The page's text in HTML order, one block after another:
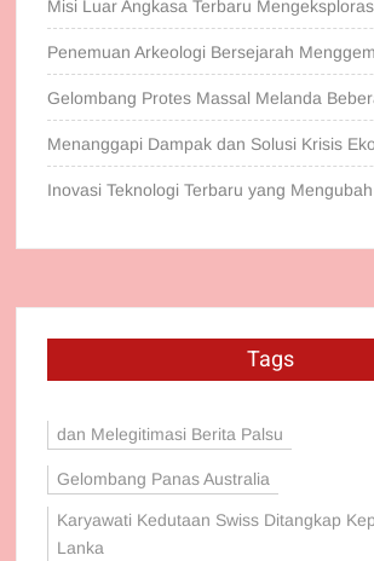
Misi Luar Angkasa Terbaru
Penemuan Arkeologi Bersejarah
Gelombang Protes Massal Melanda
Menanggapi Dampak dan Solusi Krisis
Inovasi Teknologi Terbaru yang
Tags
dan Melegitimasi Berita Palsu
Gelombang Panas Australia
Karyawati Kedutaan Swiss Ditangkap
Lanka